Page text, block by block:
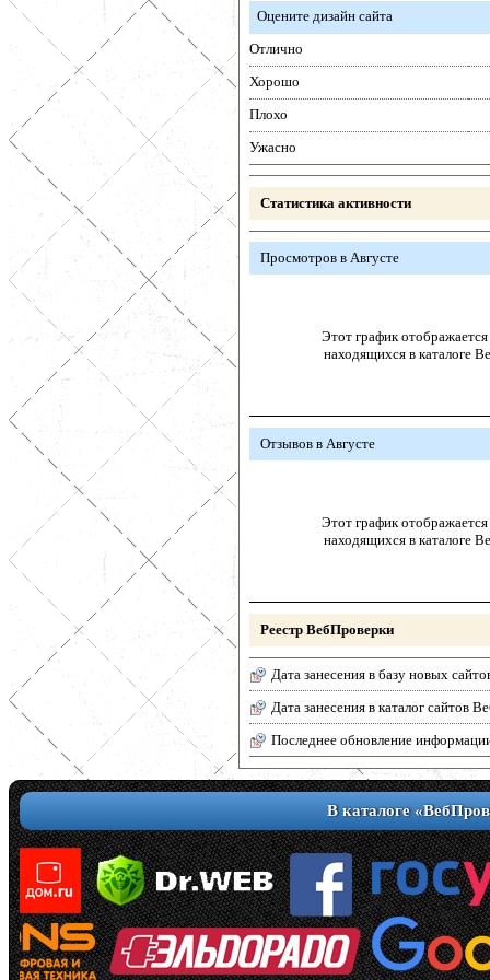
Оцените дизайн сайта
Отлично
Хорошо
Плохо
Ужасно
Статистика активности
Просмотров в Августе
Этот график отображается
находящихся в каталоге
Отзывов в Августе
Этот график отображается
находящихся в каталоге
Реестр ВебПроверки
Дата занесения в базу новых
Дата занесения в каталог сайтов
Последнее обновление
В каталоге